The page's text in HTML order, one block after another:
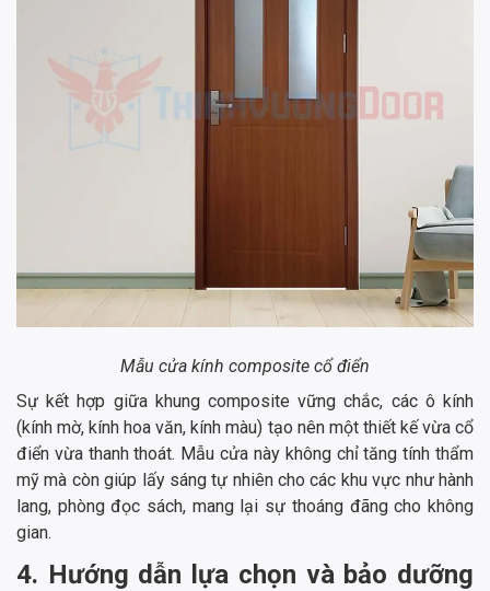
Mẫu cửa kính composite cổ điển
Sự kết hợp giữa khung composite vững chắc, các ô kính
(kính mờ, kính hoa văn, kính màu) tạo nên một thiết kế vừa cổ
điển vừa thanh thoát. Mẫu cửa này không chỉ tăng tính thẩm
mỹ mà còn giúp lấy sáng tự nhiên cho các khu vực như hành
lang, phòng đọc sách, mang lại sự thoáng đãng cho không
gian.
4. Hướng dẫn lựa chọn và bảo dưỡng